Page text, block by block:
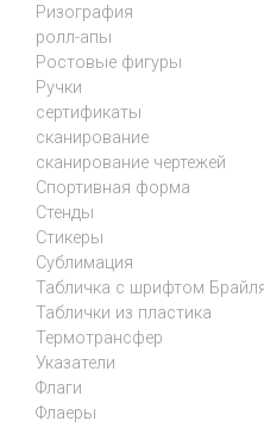
Ризография
ролл-апы
Ростовые фигуры
Ручки
сертификаты
сканирование
сканирование чертежей
Спортивная форма
Стенды
Стикеры
Сублимация
Табличка с шрифтом
Таблички из пластика
Термотрансфер
Указатели
Флаги
Флаеры